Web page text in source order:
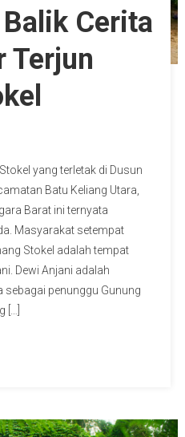
Cerita
Terjun
yang terletak di Dusun
Batu Keliang Utara,
Barat ini ternyata
Masyarakat setempat
Stokel adalah tempat
Dewi Anjani adalah
sebagai penunggu Gunung
[…]